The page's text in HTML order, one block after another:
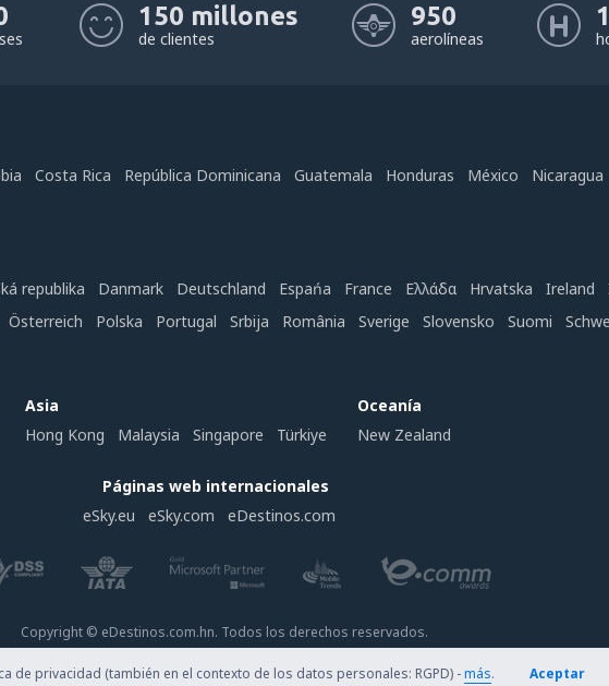
150 millones
de clientes
950
aerolíneas
Costa Rica República Dominicana Guatemala Honduras México Nicaragua
republika Danmark Deutschland Espańa France Ελλάδα Hrvatska Ireland
Österreich Polska Portugal Srbija România Sverige Slovensko Suomi
Asia
Hong Kong
Malaysia Singapore Türkiye
Oceanía
New Zealand
Páginas web internacionales
eSky.eu
eSky.com eDestinos.com
Copyright © eDestinos.com.hn. Todos los derechos reservados.
de privacidad (también en el contexto de los datos personales: RGPD) -más. Aceptar